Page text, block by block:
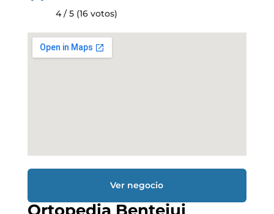
4 / 5 (16 votos)
Ver negocio